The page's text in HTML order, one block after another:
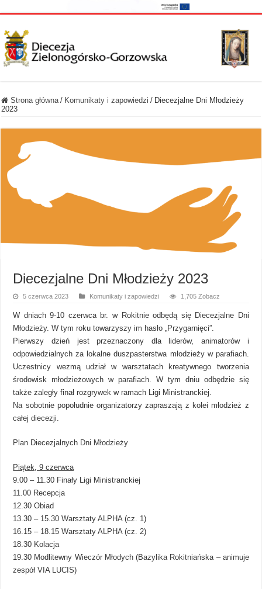
Strona główna / Komunikaty i zapowiedzi / Diecezjalne Dni Młodzieży
2023
Diecezjalne Dni Młodzieży 2023
5 czerwca 2023 Komunikaty i zapowiedzi 1,705 Zobacz
W dniach 9-10 czerwca br. w Rokitnie odbędą się Diecezjalne Dni
Młodzieży. W tym roku towarzyszy im hasło „Przygarnięci”.
Pierwszy dzień jest przeznaczony dla liderów, animatorów i
odpowiedzialnych za lokalne duszpasterstwa młodzieży w parafiach.
Uczestnicy wezmą udział w warsztatach kreatywnego tworzenia
środowisk młodzieżowych w parafiach. W tym dniu odbędzie się
także zaległy finał rozgrywek w ramach Ligi Ministranckiej.
Na sobotnie popołudnie organizatorzy zapraszają z kolei młodzież z
całej diecezji.
Plan Diecezjalnych Dni Młodzieży
Piątek, 9 czerwca
9.00 – 11.30 Finały Ligi Ministranckiej
11.00 Recepcja
12.30 Obiad
13.30 – 15.30 Warsztaty ALPHA (cz. 1)
16.15 – 18.15 Warsztaty ALPHA (cz. 2)
18.30 Kolacja
19.30 Modlitewny Wieczór Młodych (Bazylika Rokitniańska – animuje
zespół VIA LUCIS)